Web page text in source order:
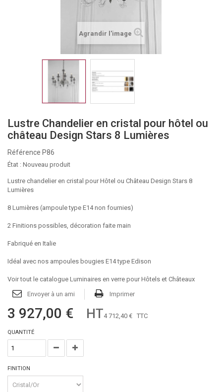
Agrandir l'image
Lustre Chandelier en cristal pour hôtel ou
château Design Stars 8 Lumières
Référence P86
État : Nouveau produit
Lustre chandelier en cristal pour Hôtel ou Château Design Stars 8
Lumières
8 Lumières (ampoule type E14 non fournies)
2 Finitions possibles, décoration faite main
Fabriqué en Italie
Idéal avec nos ampoules bougies E14 type Edison
Voir tout le catalogue Luminaires en verre pour Hôtels et Châteaux
Envoyer à un ami
Imprimer
3 927,00 € HT4 712,40 € TTC
QUANTITÉ
FINITION